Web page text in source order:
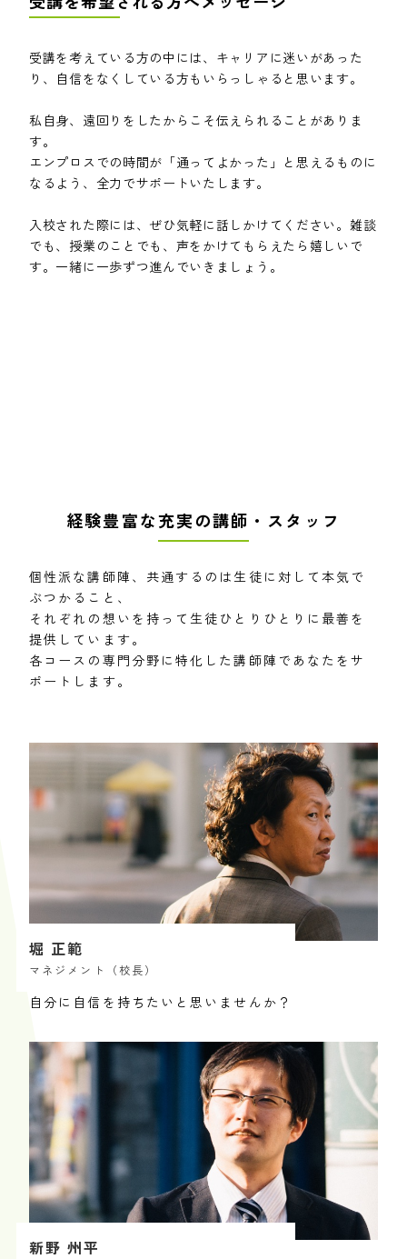
受講を考えている方の中には、キャリアに迷いがあった
り、自信をなくしている方もいらっしゃると思います。
私自身、遠回りをしたからこそ伝えられることがありま
す。
エンプロスでの時間が「通ってよかった」と思えるものに
なるよう、全力でサポートいたします。
入校された際には、ぜひ気軽に話しかけてください。雑談
でも、授業のことでも、声をかけてもらえたら嬉しいで
す。一緒に一歩ずつ進んでいきましょう。
経験豊富な充実の講師・スタッフ
個性派な講師陣、共通するのは生徒に対して本気で
ぶつかること、
それぞれの想いを持って生徒ひとりひとりに最善を
提供しています。
各コースの専門分野に特化した講師陣であなたをサ
ポートします。
堀 正範
マネジメント（校長）
自分に自信を持ちたいと思いませんか？
新野 州平